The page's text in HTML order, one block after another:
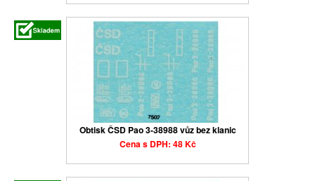
Obtisk ČSD Pao 3-38988 vůz bez klanic
Cena s DPH: 48 Kč